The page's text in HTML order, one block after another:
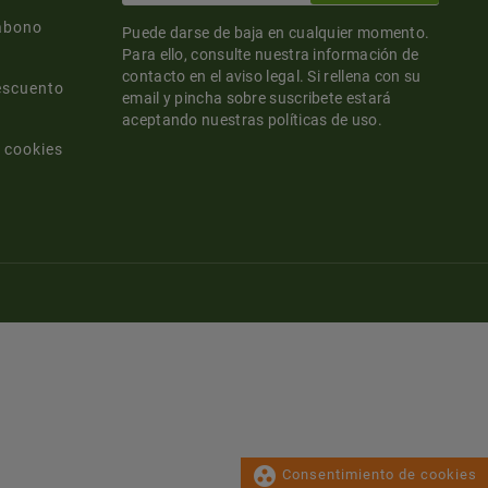
cookies
Puede darse de baja en cualquier momento.
Para ello, consulte nuestra información de
contacto en el aviso legal. Si rellena con su
email y pincha sobre suscribete estará
aceptando nuestras políticas de uso.
group_work Consentimiento de cookies